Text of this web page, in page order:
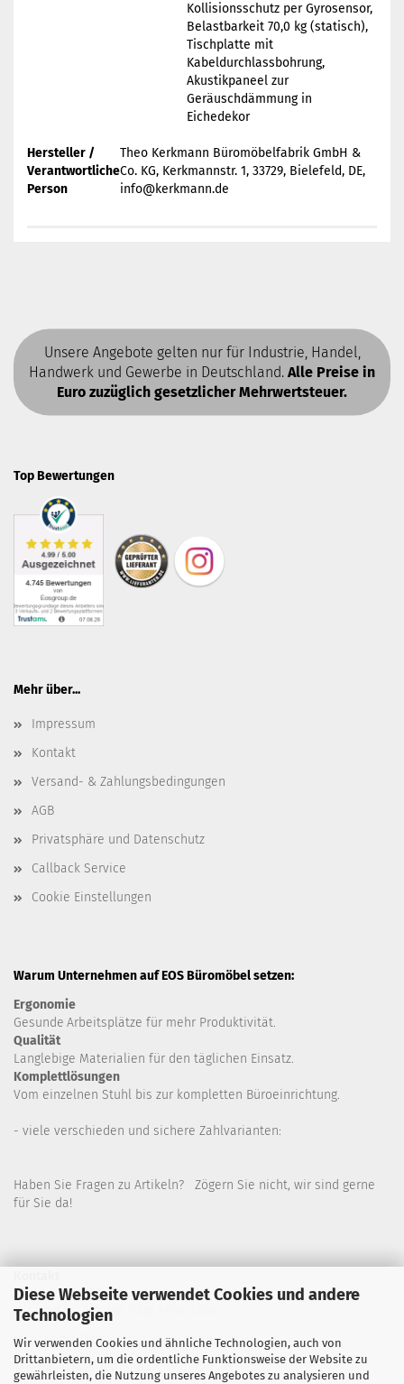
Diese Webseite verwendet Cookies und andere
Technologien
Wir verwenden Cookies und ähnliche Technologien, auch von
Drittanbietern, um die ordentliche Funktionsweise der Website zu
gewährleisten, die Nutzung unseres Angebotes zu analysieren und
Kollisionsschutz per Gyrosensor,
Belastbarkeit 70,0 kg (statisch),
Tischplatte mit
Kabeldurchlassbohrung,
Akustikpaneel zur
Geräuschdämmung in
Eichedekor
Hersteller /
Verantwortliche
Person
Theo Kerkmann Büromöbelfabrik GmbH &
Co. KG, Kerkmannstr. 1, 33729, Bielefeld, DE,
info@kerkmann.de
Unsere Angebote gelten nur für Industrie, Handel,
Handwerk und Gewerbe in Deutschland. Alle Preise in
Euro zuzüglich gesetzlicher Mehrwertsteuer.
Top Bewertungen
Mehr über...
Impressum
Kontakt
Versand- & Zahlungsbedingungen
AGB
Privatsphäre und Datenschutz
Callback Service
Cookie Einstellungen
Warum Unternehmen auf EOS Büromöbel setzen:
Ergonomie
Gesunde Arbeitsplätze für mehr Produktivität.
Qualität
Langlebige Materialien für den täglichen Einsatz.
Komplettlösungen
Vom einzelnen Stuhl bis zur kompletten Büroeinrichtung.
- viele verschieden und sichere Zahlvarianten:
Haben Sie Fragen zu Artikeln? Zögern Sie nicht, wir sind gerne
für Sie da!
Wir sind für Sie wie folgt erreichbar:
Montag bis Donnerstag von 9 bis 16 Uhr
Telefon: 02445-8517300